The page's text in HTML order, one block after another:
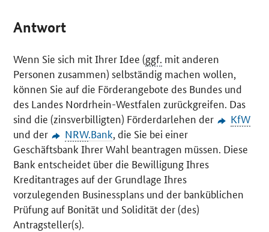
Antwort
Wenn Sie sich mit Ihrer Idee (ggf. mit anderen
Personen zusammen) selbständig machen wollen,
können Sie auf die Förderangebote des Bundes und
des Landes Nordrhein-Westfalen zurückgreifen. Das
sind die (zinsverbilligten) Förderdarlehen der
KfW
und der
NRW.Bank, die Sie bei einer
Geschäftsbank Ihrer Wahl beantragen müssen. Diese
Bank entscheidet über die Bewilligung Ihres
Kreditantrages auf der Grundlage Ihres
vorzulegenden Businessplans und der banküblichen
Prüfung auf Bonität und Solidität der (des)
Antragsteller(s).